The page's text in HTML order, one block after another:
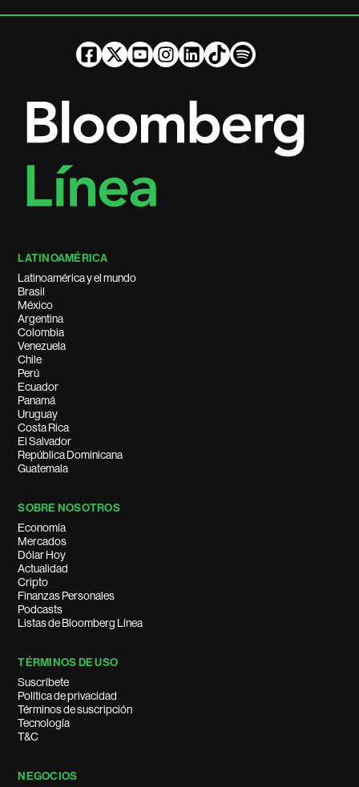
LATINOAMÉRICA
Latinoamérica y el mundo
Brasil
México
Argentina
Colombia
Venezuela
Chile
Perú
Ecuador
Panamá
Uruguay
Costa Rica
El Salvador
República Dominicana
Guatemala
SOBRE NOSOTROS
Economía
Mercados
Dólar Hoy
Actualidad
Cripto
Finanzas Personales
Podcasts
Listas de Bloomberg Línea
TÉRMINOS DE USO
Suscríbete
Política de privacidad
Términos de suscripción
Tecnología
T&C
NEGOCIOS